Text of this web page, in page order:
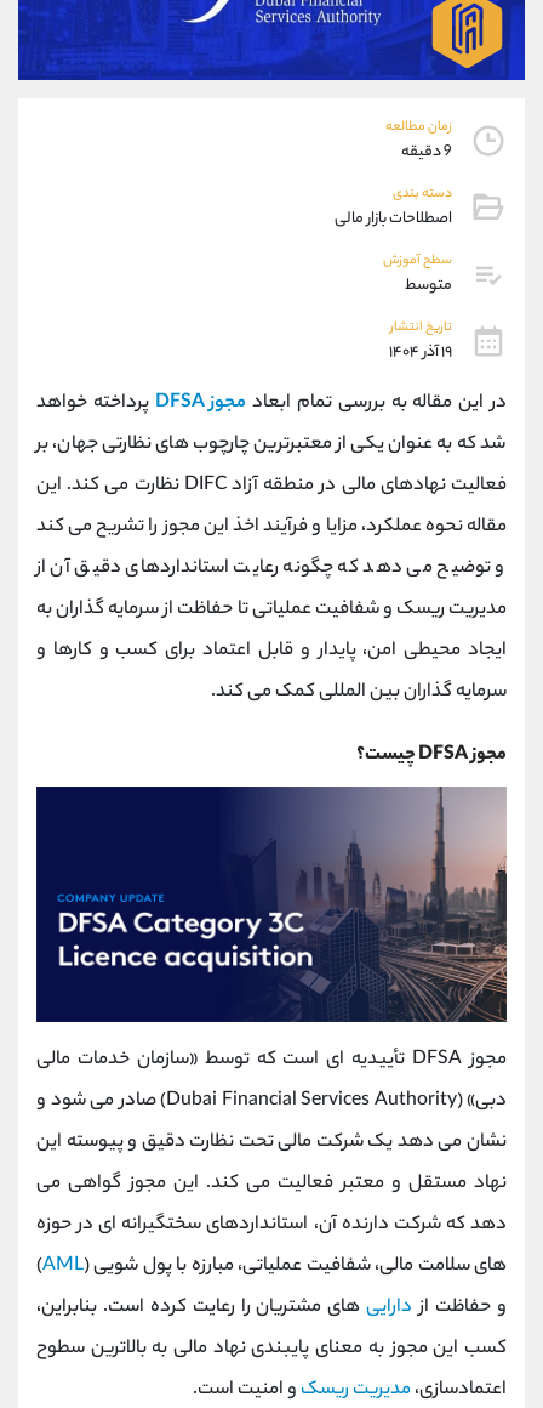
زمان مطالعه
9 دقیقه
دسته بندی
اصطلاحات بازار مالی
سطح آموزش
متوسط
تاریخ انتشار
۱۹ آذر ۱۴۰۴
در این مقاله به بررسی تمام ابعاد مجوز DFSA
پرداخته خواهد
شد که به عنوان یکی از معتبرترین چارچوب‌ های نظارتی جهان، بر
فعالیت نهادهای مالی در منطقه آزاد DIFC نظارت می کند. این
مقاله نحوه عملکرد، مزایا و فرآیند اخذ این مجوز را تشریح می کند
و توضیح می ‌دهد که چگونه رعایت استانداردهای دقیق آن از
مدیریت ریسک و شفافیت عملیاتی تا حفاظت از سرمایه‌ گذاران به
ایجاد محیطی امن، پایدار و قابل اعتماد برای کسب ‌و کارها و
سرمایه ‌گذاران بین ‌المللی کمک می ‌کند.
مجوز DFSA چیست؟
مجوز DFSA تأییدیه ‌ای است که توسط «سازمان خدمات مالی
دبی» (Dubai Financial Services Authority) صادر می‌ شود و
نشان می‌ دهد یک شرکت مالی تحت نظارت دقیق و پیوسته این
نهاد مستقل و معتبر فعالیت می‌ کند. این مجوز گواهی می
‌دهد که شرکت دارنده‌ آن، استانداردهای سختگیرانه ‌ای در حوزه
‌های سلامت مالی، شفافیت عملیاتی، مبارزه با پول ‌شویی (AML
)
و حفاظت ازدارایی‌های مشتریان را رعایت کرده است. بنابراین،
کسب این مجوز به معنای پایبندی نهاد مالی به بالاترین سطوح
اعتماد‌سازی،مدیریت ریسک و امنیت است.
09194198792
واتساپ شروع گفتگو
تلگرام @Armteam_admin_33
پشتیبان فروش
موبایل
اطلاعات تماس
تلفن 021-22021030
021-22021040
اینستاگرام @alireza.mehrabii
کانال تلگرام @alirezamehrabi_com
@alirezamehrabi_official